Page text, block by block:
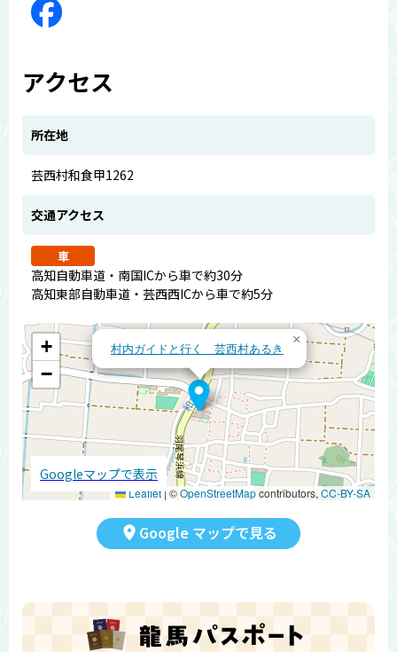
アクセス
所在地
芸西村和食甲1262
交通アクセス
車
高知自動車道・南国ICから車で約30分
高知東部自動車道・芸西西ICから車で約5分
村内ガイドと行く 芸西村あるき
×
+
−
Leaflet | ©OpenStreetMapcontributors,CC-BY-SA
Googleマップで表示
Google マップで見る